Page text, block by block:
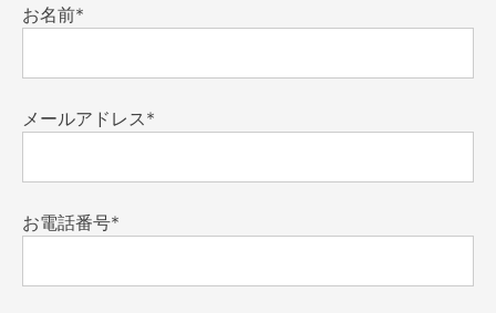
お名前*
メールアドレス*
お電話番号*